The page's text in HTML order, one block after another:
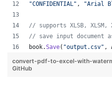
"CONFIDENTIAL" , "Arial
// supports XLSB, XLSM,
// save input document
book.Save( "output.csv" ,
convert-pdf-to-excel-with-
GitHub